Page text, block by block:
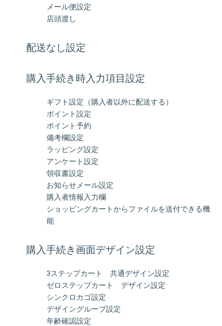
メール便設定
店頭渡し
配送なし設定
購入手続き時入力項目設定
ギフト設定（購入者以外に配送する）
ポイント設定
ポイント予約
備考欄設定
ラッピング設定
アンケート設定
領収書設定
お知らせメール設定
購入者情報入力欄
ショッピングカートからファイルを送付できる機
能
購入手続き画面デザイン設定
3ステップカート 共通デザイン設定
ゼロステップカート デザイン設定
シンクロカゴ設定
デザイングループ設定
年齢確認設定